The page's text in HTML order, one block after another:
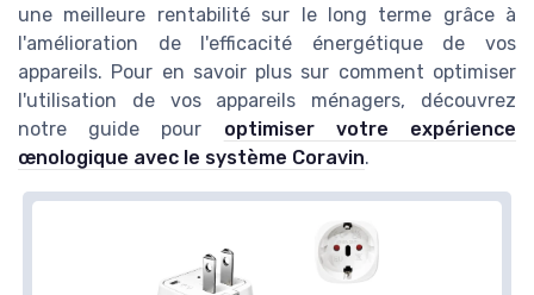
une meilleure rentabilité sur le long terme grâce à
l'amélioration de l'efficacité énergétique de vos
appareils. Pour en savoir plus sur comment optimiser
l'utilisation de vos appareils ménagers, découvrez
notre guide pour optimiser votre expérience
œnologique avec le système Coravin.